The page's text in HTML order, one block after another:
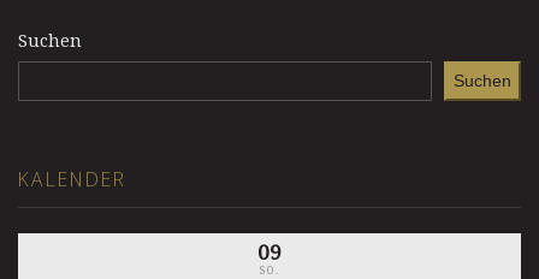
Suchen
Suchen
KALENDER
09
SO.